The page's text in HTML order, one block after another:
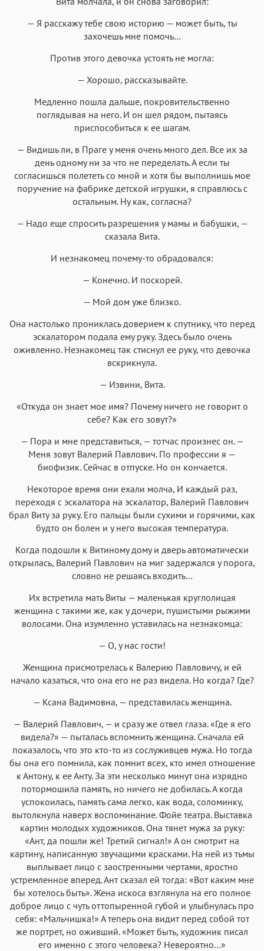
— Я расскажу тебе свою историю — может быть, ты
захочешь мне помочь…
Против этого девочка устоять не могла:
— Хорошо, рассказывайте.
Медленно пошла дальше, покровительственно
поглядывая на него. И он шел рядом, пытаясь
приспособиться к ее шагам.
— Видишь ли, в Праге у меня очень много дел. Все их за
день одному ни за что не переделать. А если ты
согласишься полететь со мной и хотя бы выполнишь мое
поручение на фабрике детской игрушки, я справлюсь с
остальным. Ну как, согласна?
— Надо еще спросить разрешения у мамы и бабушки, —
сказала Вита.
И незнакомец почему-то обрадовался:
— Конечно. И поскорей.
— Мой дом уже близко.
Она настолько прониклась доверием к спутнику, что перед
эскалатором подала ему руку. Здесь было очень
оживленно. Незнакомец так стиснул ее руку, что девочка
вскрикнула.
— Извини, Вита.
«Откуда он знает мое имя? Почему ничего не говорит о
себе? Как его зовут?»
— Пора и мне представиться, — тотчас произнес он. —
Меня зовут Валерий Павлович. По профессии я —
биофизик. Сейчас в отпуске. Но он кончается.
Некоторое время они ехали молча, И каждый раз,
переходя с эскалатора на эскалатор, Валерий Павлович
брал Виту за руку. Его пальцы были сухими и горячими, как
будто он болен и у него высокая температура.
Когда подошли к Витиному дому и дверь автоматически
открылась, Валерий Павлович на миг задержался у порога,
словно не решаясь входить…
Их встретила мать Виты — маленькая круглолицая
женщина с такими же, как у дочери, пушистыми рыжими
волосами. Она изумленно уставилась на незнакомца:
— О, у нас гости!
Женщина присмотрелась к Валерию Павловичу, и ей
начало казаться, что она его не раз видела. Но когда? Где?
— Ксана Вадимовна, — представилась женщина.
— Валерий Павлович, — и сразу же отвел глаза. «Где я его
видела?» — пыталась вспомнить женщина. Сначала ей
показалось, что это кто-то из сослуживцев мужа. Но тогда
бы она его помнила, как помнит всех, кто имел отношение
к Антону, к ее Анту. За эти несколько минут она изрядно
потормошила память, но ничего не добилась. А когда
успокоилась, память сама легко, как вода, соломинку,
вытолкнула наверх воспоминание. Фойе театра. Выставка
картин молодых художников. Она тянет мужа за руку:
«Ант, да пошли же! Третий сигнал!» А он смотрит на
картину, написанную звучащими красками. На ней из тьмы
выплывает лицо с заостренными чертами, яростно
устремленное вперед. Ант сказал ей тогда: «Вот каким мне
бы хотелось быть». Жена искоса взглянула на его полное
доброе лицо с чуть оттопыренной губой и улыбнулась про
себя: «Мальчишка!» А теперь она видит перед собой тот
же портрет, но оживший. «Может быть, художник писал
его именно с этого человека? Невероятно…»